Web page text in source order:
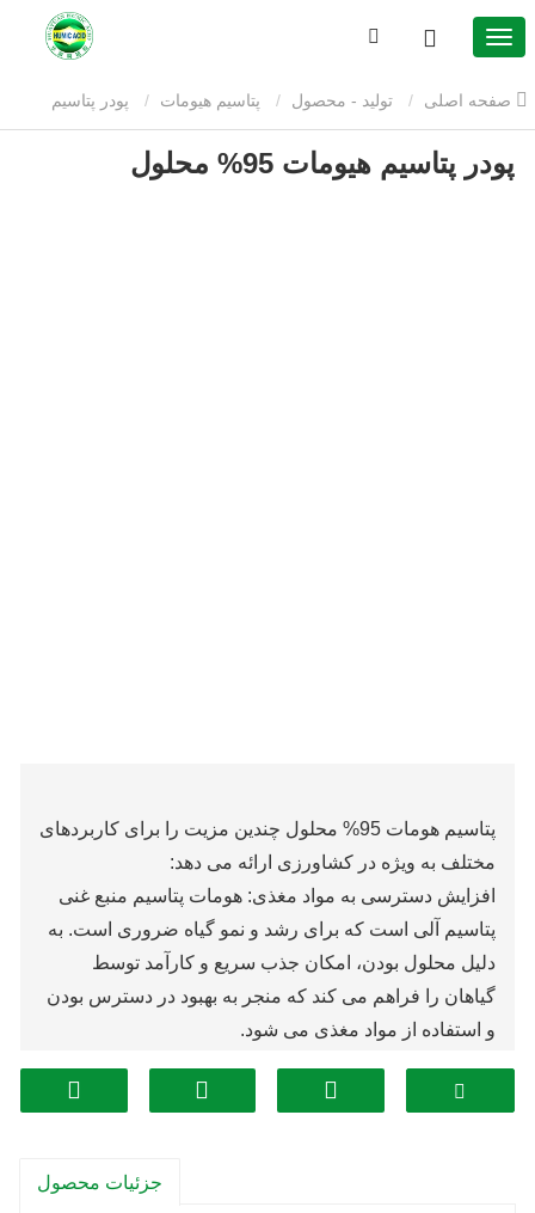
تولید - محصول پتاسیم هیومات پودر پتاسیم
هیومات پودر پتاسیم هیومات 95% محلول
پودر پتاسیم هیومات 95% محلول
پتاسیم هومات 95% محلول چندین مزیت را برای کاربردهای
مختلف به ویژه در کشاورزی ارائه می دهد:
افزایش دسترسی به مواد مغذی: هومات پتاسیم منبع غنی
پتاسیم آلی است که برای رشد و نمو گیاه ضروری است. به
دلیل محلول بودن، امکان جذب سریع و کارآمد توسط
گیاهان را فراهم می کند که منجر به بهبود در دسترس بودن
و استفاده از مواد مغذی می شود.
مجدد مواد مغذی ضروری، افزایش ظرفیت تبادل کاتیونی و
جزئیات محصول